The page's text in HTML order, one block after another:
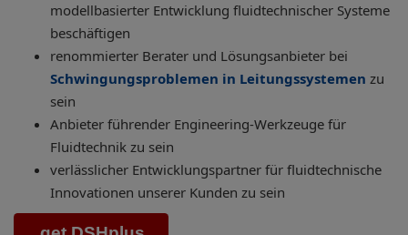
modellbasierter Entwicklung fluidtechnischer Systeme
beschäftigen
renommierter Berater und Lösungsanbieter bei
Schwingungsproblemen in Leitungssystemen zu
sein
Anbieter führender Engineering-Werkzeuge für
Fluidtechnik zu sein
verlässlicher Entwicklungspartner für fluidtechnische
Innovationen unserer Kunden zu sein